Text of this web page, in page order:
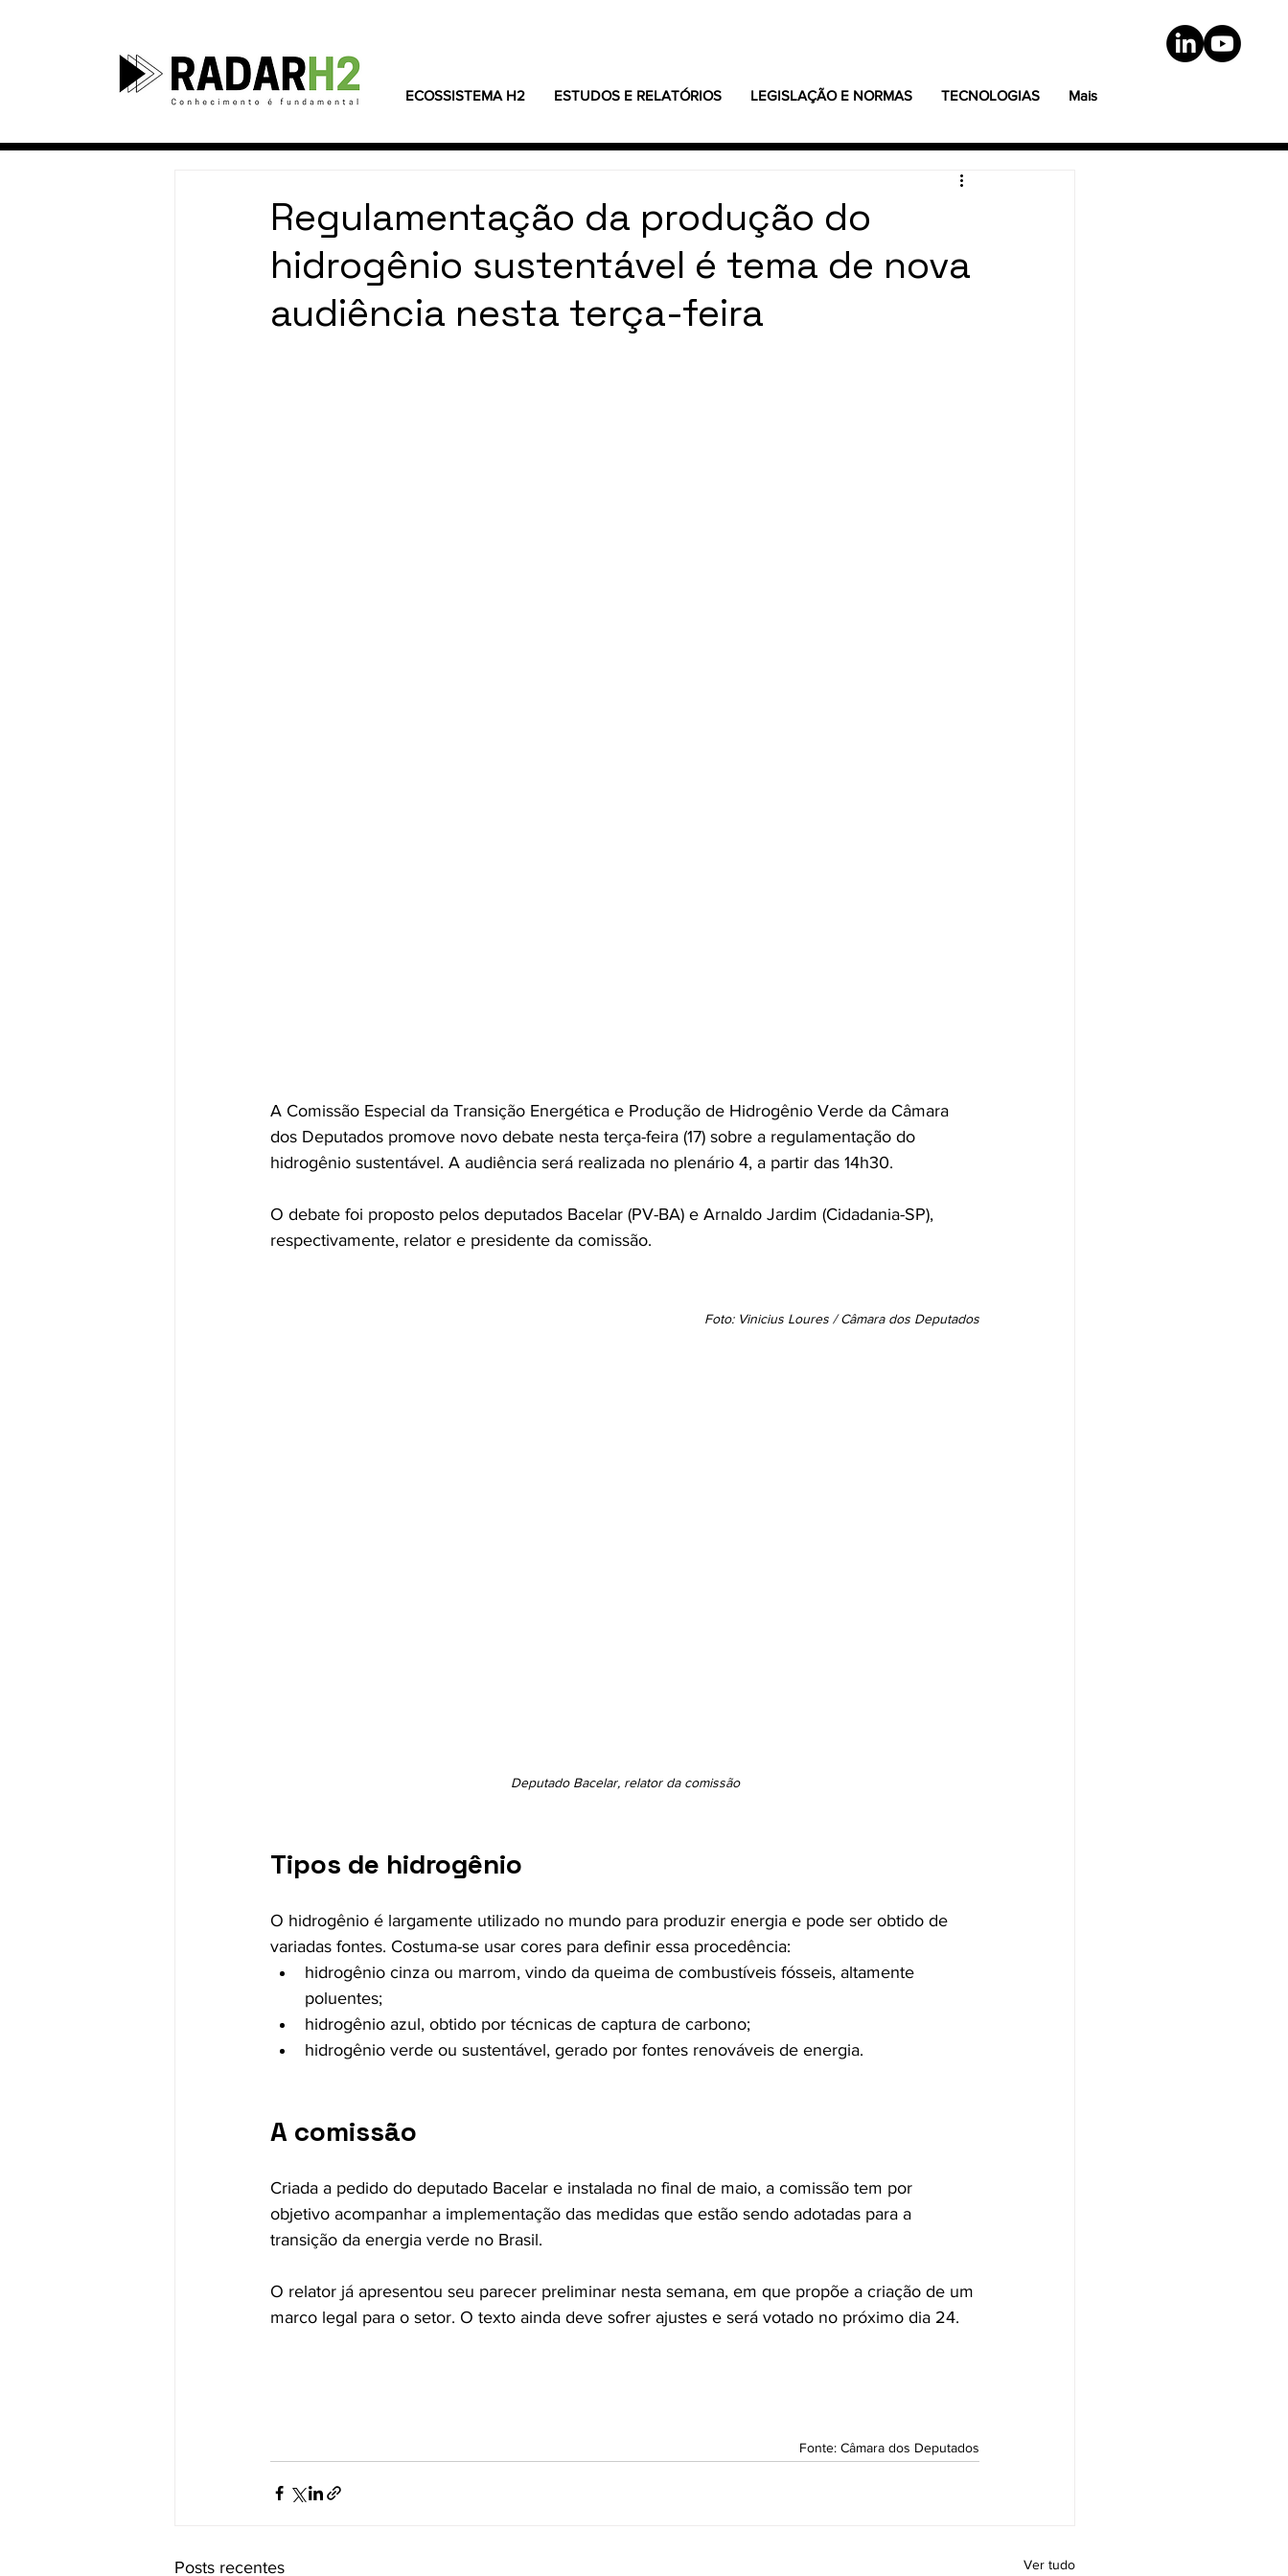
ECOSSISTEMA H2 ESTUDOS E RELATÓRIOS LEGISLAÇÃO E NORMAS TECNOLOGIAS Mais
Regulamentação da produção do
hidrogênio sustentável é tema de nova
audiência nesta terça-feira
A Comissão Especial da Transição Energética e Produção de Hidrogênio Verde da Câmara
dos Deputados promove novo debate nesta terça-feira (17) sobre a regulamentação do
hidrogênio sustentável. A audiência será realizada no plenário 4, a partir das 14h30.
O debate foi proposto pelos deputados Bacelar (PV-BA) e Arnaldo Jardim (Cidadania-SP),
respectivamente, relator e presidente da comissão.
Foto: Vinicius Loures / Câmara dos Deputados
Deputado Bacelar, relator da comissão
Tipos de hidrogênio
O hidrogênio é largamente utilizado no mundo para produzir energia e pode ser obtido de
variadas fontes. Costuma-se usar cores para definir essa procedência:
hidrogênio cinza ou marrom, vindo da queima de combustíveis fósseis, altamente
poluentes;
hidrogênio azul, obtido por técnicas de captura de carbono;
hidrogênio verde ou sustentável, gerado por fontes renováveis de energia.
A comissão
Criada a pedido do deputado Bacelar e instalada no final de maio, a comissão tem por
objetivo acompanhar a implementação das medidas que estão sendo adotadas para a
transição da energia verde no Brasil.
O relator já apresentou seu parecer preliminar nesta semana, em que propõe a criação de um
marco legal para o setor. O texto ainda deve sofrer ajustes e será votado no próximo dia 24.
Fonte: Câmara dos Deputados
Posts recentes Ver tudo